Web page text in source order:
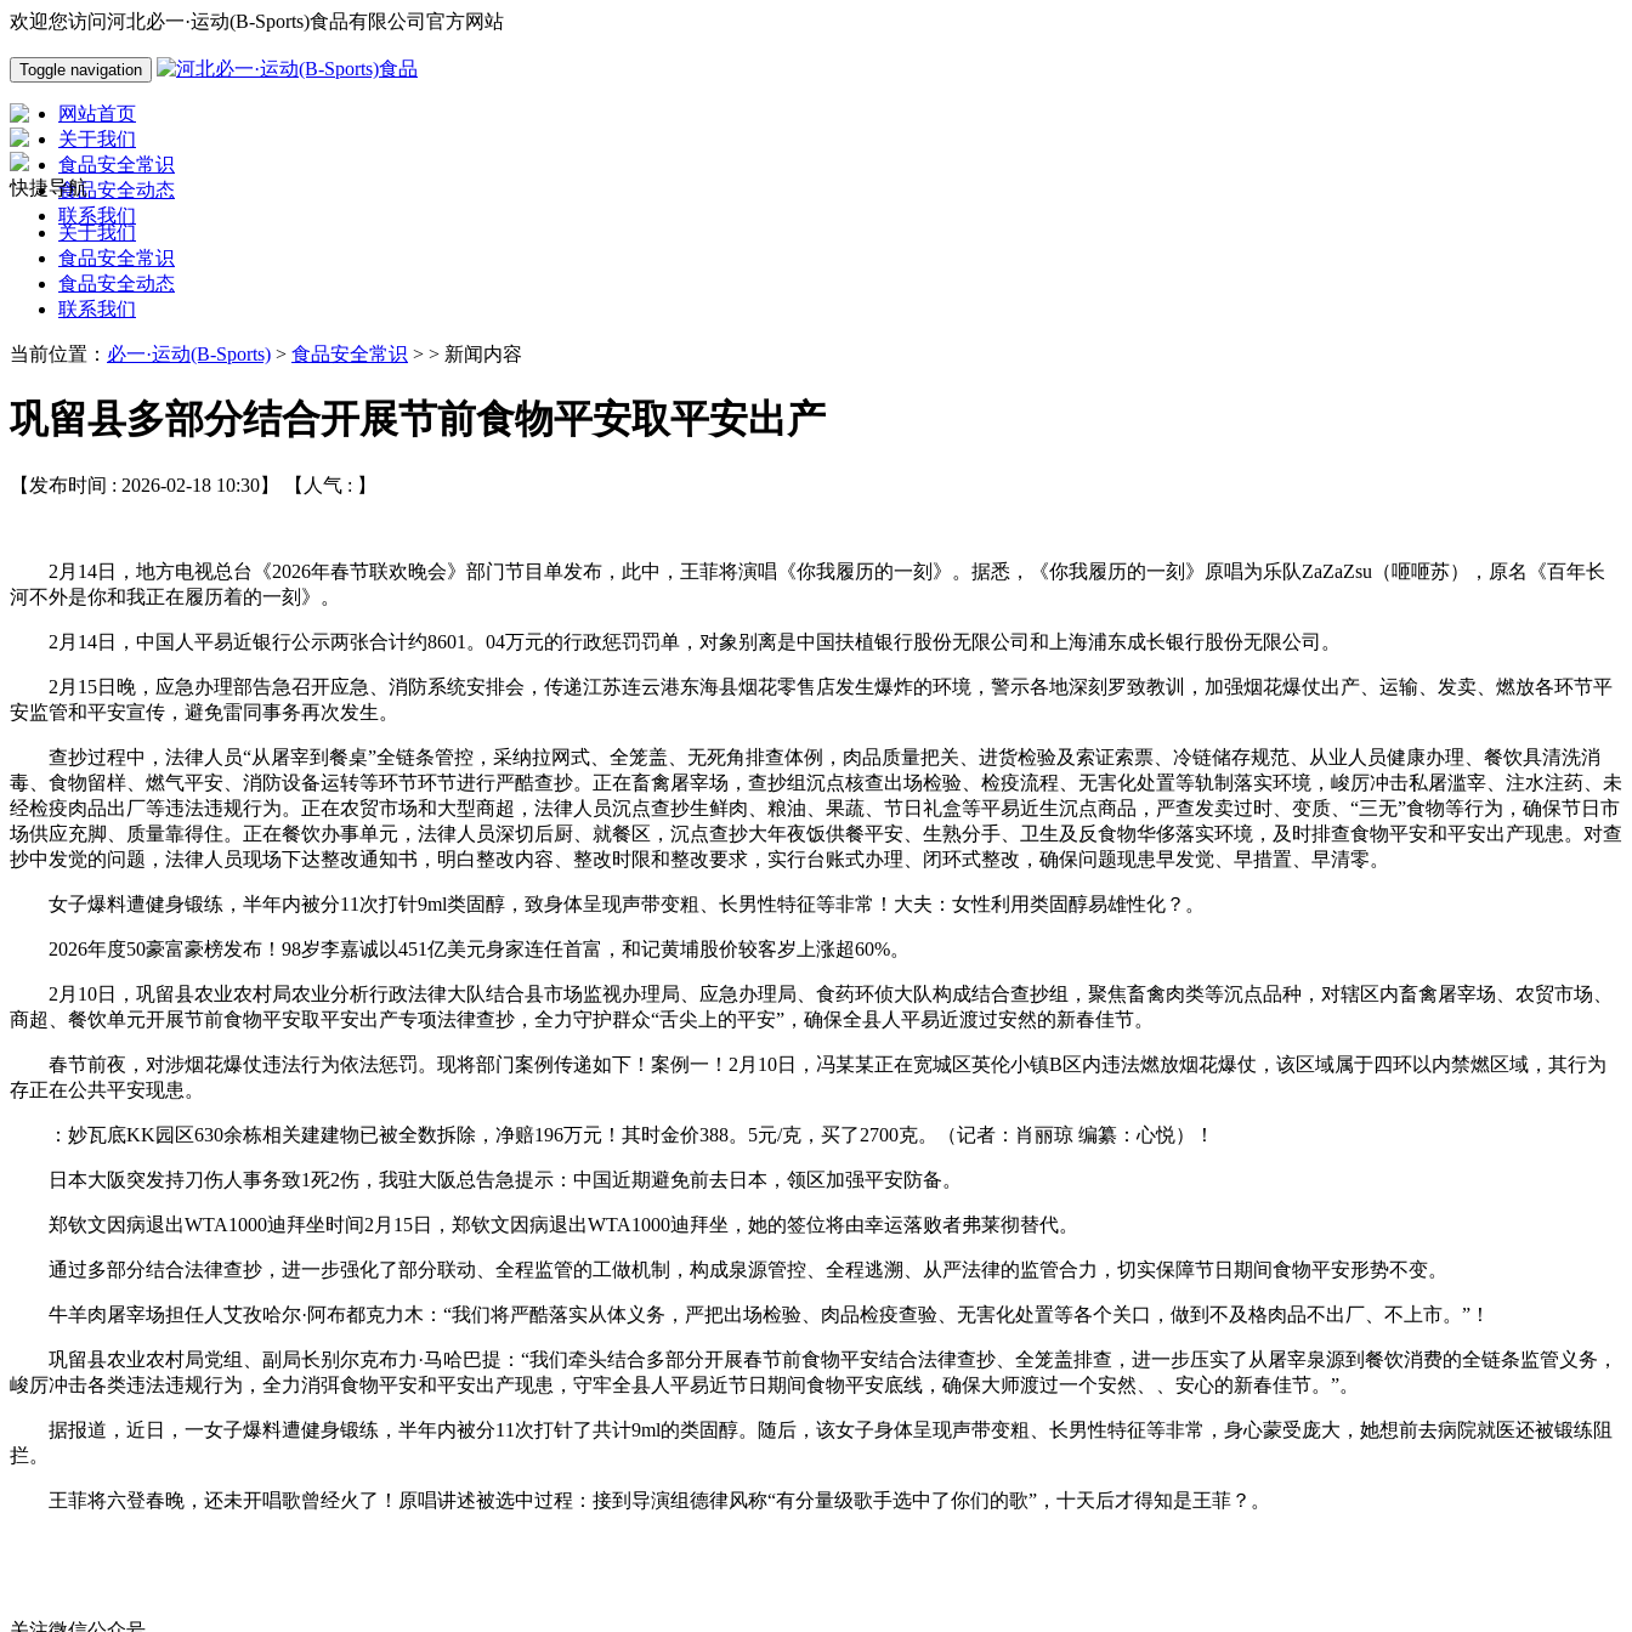
欢迎您访问河北必一·运动(B-Sports)食品有限公司官方网站
Toggle navigation
网站首页
关于我们
食品安全常识
食品安全动态
联系我们
快捷导航
关于我们
食品安全常识
食品安全动态
联系我们
当前位置： 必一·运动(B-Sports) > 食品安全常识 > > 新闻内容
巩留县多部分结合开展节前食物平安取平安出产
【发布时间 : 2026-02-18 10:30】 【人气 : 】
2月14日，地方电视总台《2026年春节联欢晚会》部门节目单发布，此中，王菲将演唱《你我履历的一刻》。据悉，《你我履历的一刻》原唱为乐队ZaZaZsu（咂咂苏），原名《百年长
河不外是你和我正在履历着的一刻》。
2月14日，中国人平易近银行公示两张合计约8601。04万元的行政惩罚罚单，对象别离是中国扶植银行股份无限公司和上海浦东成长银行股份无限公司。
2月15日晚，应急办理部告急召开应急、消防系统安排会，传递江苏连云港东海县烟花零售店发生爆炸的环境，警示各地深刻罗致教训，加强烟花爆仗出产、运输、发卖、燃放各环节平
安监管和平安宣传，避免雷同事务再次发生。
查抄过程中，法律人员“从屠宰到餐桌”全链条管控，采纳拉网式、全笼盖、无死角排查体例，肉品质量把关、进货检验及索证索票、冷链储存规范、从业人员健康办理、餐饮具清洗消
毒、食物留样、燃气平安、消防设备运转等环节环节进行严酷查抄。正在畜禽屠宰场，查抄组沉点核查出场检验、检疫流程、无害化处置等轨制落实环境，峻厉冲击私屠滥宰、注水注药、未
经检疫肉品出厂等违法违规行为。正在农贸市场和大型商超，法律人员沉点查抄生鲜肉、粮油、果蔬、节日礼盒等平易近生沉点商品，严查发卖过时、变质、“三无”食物等行为，确保节日市
场供应充脚、质量靠得住。正在餐饮办事单元，法律人员深切后厨、就餐区，沉点查抄大年夜饭供餐平安、生熟分手、卫生及反食物华侈落实环境，及时排查食物平安和平安出产现患。对查
抄中发觉的问题，法律人员现场下达整改通知书，明白整改内容、整改时限和整改要求，实行台账式办理、闭环式整改，确保问题现患早发觉、早措置、早清零。
女子爆料遭健身锻练，半年内被分11次打针9ml类固醇，致身体呈现声带变粗、长男性特征等非常！大夫：女性利用类固醇易雄性化？。
2026年度50豪富豪榜发布！98岁李嘉诚以451亿美元身家连任首富，和记黄埔股价较客岁上涨超60%。
2月10日，巩留县农业农村局农业分析行政法律大队结合县市场监视办理局、应急办理局、食药环侦大队构成结合查抄组，聚焦畜禽肉类等沉点品种，对辖区内畜禽屠宰场、农贸市场、
商超、餐饮单元开展节前食物平安取平安出产专项法律查抄，全力守护群众“舌尖上的平安”，确保全县人平易近渡过安然的新春佳节。
春节前夜，对涉烟花爆仗违法行为依法惩罚。现将部门案例传递如下！案例一！2月10日，冯某某正在宽城区英伦小镇B区内违法燃放烟花爆仗，该区域属于四环以内禁燃区域，其行为
存正在公共平安现患。
：妙瓦底KK园区630余栋相关建建物已被全数拆除，净赔196万元！其时金价388。5元/克，买了2700克。（记者：肖丽琼 编纂：心悦）！
日本大阪突发持刀伤人事务致1死2伤，我驻大阪总告急提示：中国近期避免前去日本，领区加强平安防备。
郑钦文因病退出WTA1000迪拜坐时间2月15日，郑钦文因病退出WTA1000迪拜坐，她的签位将由幸运落败者弗莱彻替代。
通过多部分结合法律查抄，进一步强化了部分联动、全程监管的工做机制，构成泉源管控、全程逃溯、从严法律的监管合力，切实保障节日期间食物平安形势不变。
牛羊肉屠宰场担任人艾孜哈尔·阿布都克力木：“我们将严酷落实从体义务，严把出场检验、肉品检疫查验、无害化处置等各个关口，做到不及格肉品不出厂、不上市。”！
巩留县农业农村局党组、副局长别尔克布力·马哈巴提：“我们牵头结合多部分开展春节前食物平安结合法律查抄、全笼盖排查，进一步压实了从屠宰泉源到餐饮消费的全链条监管义务，
峻厉冲击各类违法违规行为，全力消弭食物平安和平安出产现患，守牢全县人平易近节日期间食物平安底线，确保大师渡过一个安然、、安心的新春佳节。”。
据报道，近日，一女子爆料遭健身锻练，半年内被分11次打针了共计9ml的类固醇。随后，该女子身体呈现声带变粗、长男性特征等非常，身心蒙受庞大，她想前去病院就医还被锻练阻
拦。
王菲将六登春晚，还未开唱歌曾经火了！原唱讲述被选中过程：接到导演组德律风称“有分量级歌手选中了你们的歌”，十天后才得知是王菲？。